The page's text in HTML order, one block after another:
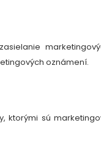
oznámení.
ktorými sú